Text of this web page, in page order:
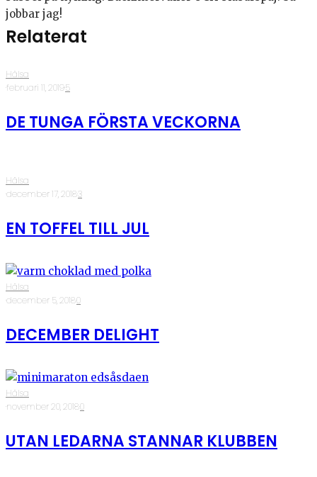
jobbar jag!
Relaterat
Hälsa
·februari 11, 2019·5
DE TUNGA FÖRSTA VECKORNA
Hälsa
·december 17, 2018·3
EN TOFFEL TILL JUL
Hälsa
·december 5, 2018·0
DECEMBER DELIGHT
Hälsa
·november 20, 2018·0
UTAN LEDARNA STANNAR KLUBBEN